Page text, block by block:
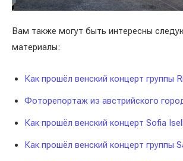
Вам также могут быть интересны
материалы:
Как прошёл венский концерт группы
Фоторепортаж из австрийского
Как прошёл венский концерт Sofia
Как прошёл венский концерт группы